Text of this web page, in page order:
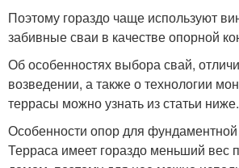
Поэтому гораздо чаще используют
забивные сваи в качестве опорной
Об особенностях выбора свай,
возведении, а также о технологии
террасы можно узнать из статьи ниже.
Особенности опор для фундаментной
Терраса имеет гораздо меньший вес